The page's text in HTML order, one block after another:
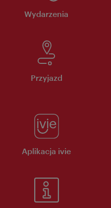
Wydarzenia
Przyjazd
Aplikacja ivie